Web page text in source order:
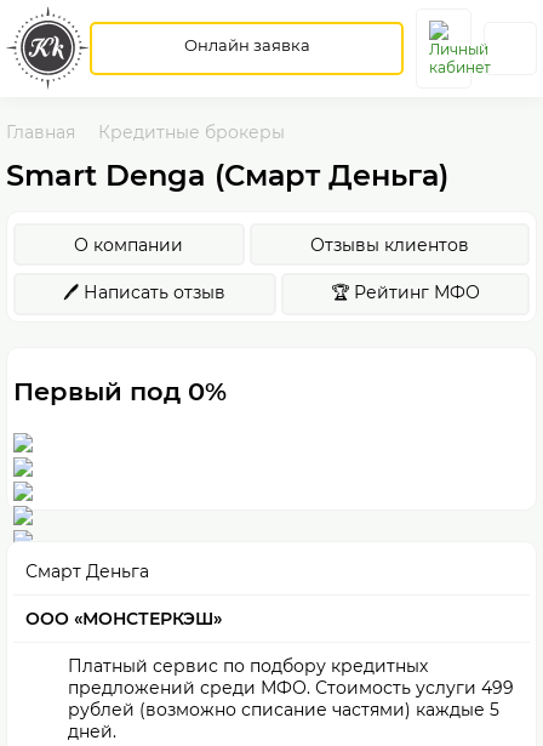
Онлайн заявка
Главная Кредитные брокеры
Smart Denga (Смарт Деньга)
О компании Отзывы клиентов
🖊️ Написать отзыв 🏆 Рейтинг МФО
Первый под 0%
Смарт Деньга
ООО «МОНСТЕРКЭШ»
Платный сервис по подбору кредитных
предложений среди МФО. Стоимость услуги 499
рублей (возможно списание частями) каждые 5
дней.